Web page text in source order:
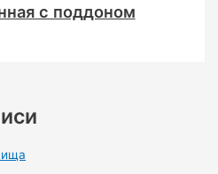
с поддоном